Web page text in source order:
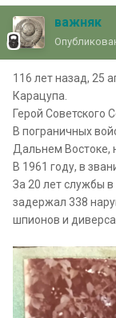
важняк
116 лет назад, 25
Карацупа.
Герой Советского
В пограничных
Дальнем Востоке,
В 1961 году, в
За 20 лет службы
задержал 338
шпионов и